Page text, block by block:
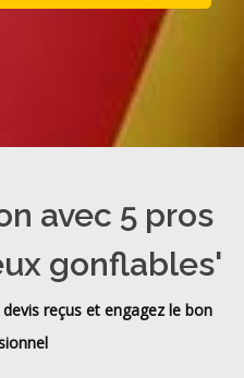
avec 5 pros
gonflables'
reçus et engagez le bon